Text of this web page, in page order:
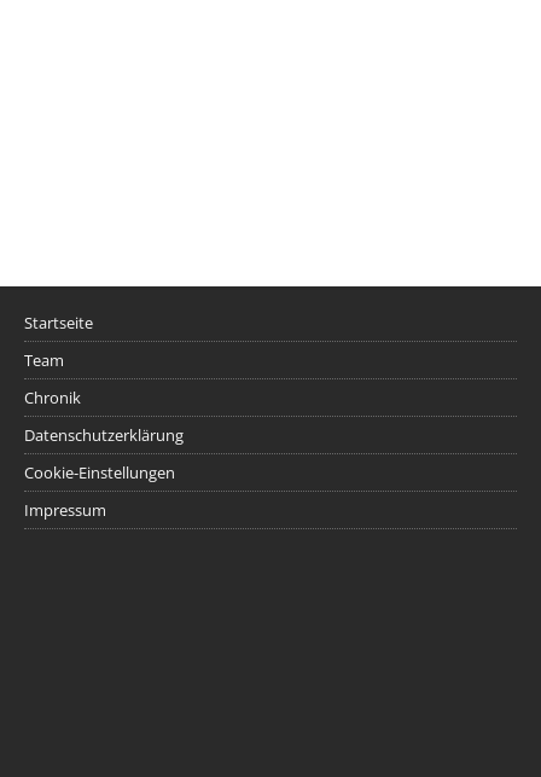
Startseite
Team
Chronik
Datenschutzerklärung
Cookie-Einstellungen
Impressum